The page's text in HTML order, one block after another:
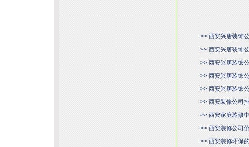
>> 西安兴唐装饰
>> 西安兴唐装饰
>> 西安兴唐装饰
>> 西安兴唐装饰
>> 西安兴唐装饰
>> 西安装修公司
>> 西安家庭装修
>> 西安装修公司
>> 西安装修环保